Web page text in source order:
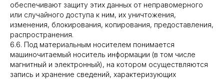
обеспечивают защиту этих данных от неправомерного
или случайного доступа к ним, их уничтожения,
изменения, блокирования, копирования, предоставления,
распространения.
6.6. Под материальным носителем понимается
машиночитаемый носитель информации (в том числе
магнитный и электронный), на котором осуществляются
запись и хранение сведений, характеризующих